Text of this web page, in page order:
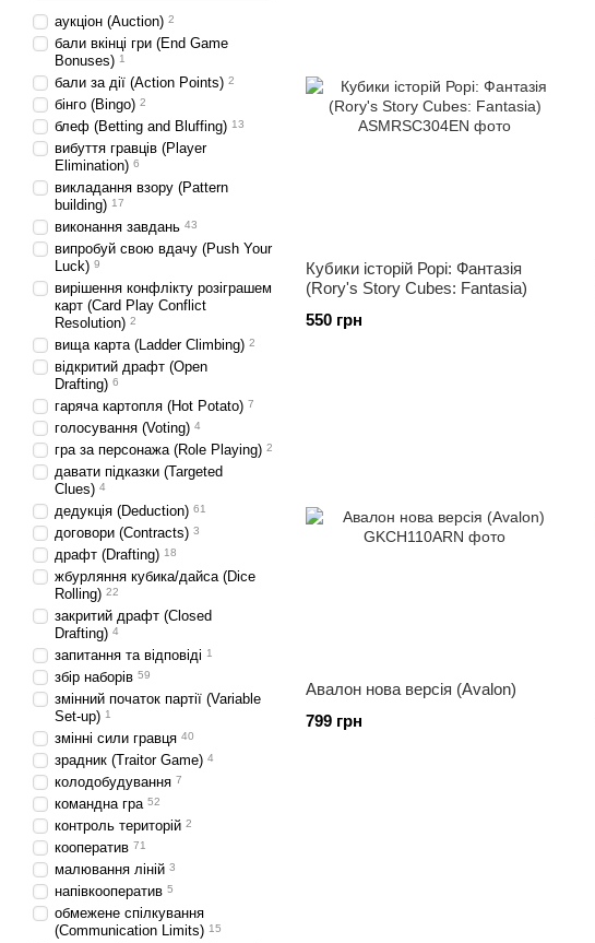
Кубики історій Рорі: Фантазія
(Rory's Story Cubes: Fantasia)
550 грн
Авалон нова версія (Avalon)
799 грн
аукціон (Auction) 2
бали вкінці гри (End Game
Bonuses) 1
бали за дії (Action Points) 2
бінго (Bingo) 2
блеф (Betting and Bluffing) 13
вибуття гравців (Player
Elimination) 6
викладання взору (Pattern
building) 17
виконання завдань 43
випробуй свою вдачу (Push Your
Luck) 9
вирішення конфлікту розіграшем
карт (Card Play Conflict
Resolution) 2
вища карта (Ladder Climbing) 2
відкритий драфт (Open
Drafting) 6
гаряча картопля (Hot Potato) 7
голосування (Voting) 4
гра за персонажа (Role Playing) 2
давати підказки (Targeted
Clues) 4
дедукція (Deduction) 61
договори (Contracts) 3
драфт (Drafting) 18
жбурляння кубика/дайса (Dice
Rolling) 22
закритий драфт (Closed
Drafting) 4
запитання та відповіді 1
збір наборів 59
змінний початок партії (Variable
Set-up) 1
змінні сили гравця 40
зрадник (Traitor Game) 4
колодобудування 7
командна гра 52
контроль територій 2
кооператив 71
малювання ліній 3
напівкооператив 5
обмежене спілкування
(Communication Limits) 15